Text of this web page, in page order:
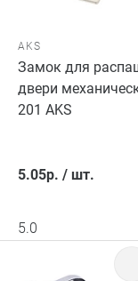
AKS
Замок для
двери
201 AKS
5.05р. / шт.
5.0